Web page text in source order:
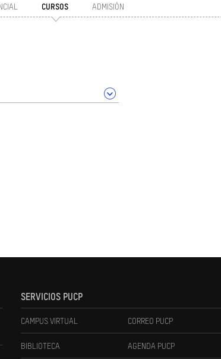
CURSOS ADMISIÓN
SERVICIOS PUCP
CAMPUS VIRTUAL CORREO PUCP
BIBLIOTECA AGENDA PUCP